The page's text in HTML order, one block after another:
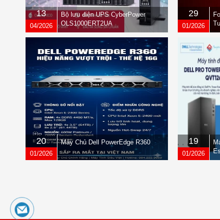
Dòng sạc (tối đa)
Điện áp sạc
MÔI TRƯỜNG
Điều kiện hoạt động
Độ ồn
BẢO HÀNH
Thời gian bảo hành
13
04/2026
Bộ lưu điện UPS CyberPower
OLS1000ERT2UA
29
01/2026
20
01/2026
Máy Chủ Dell PowerEdge R360 19
01/2026